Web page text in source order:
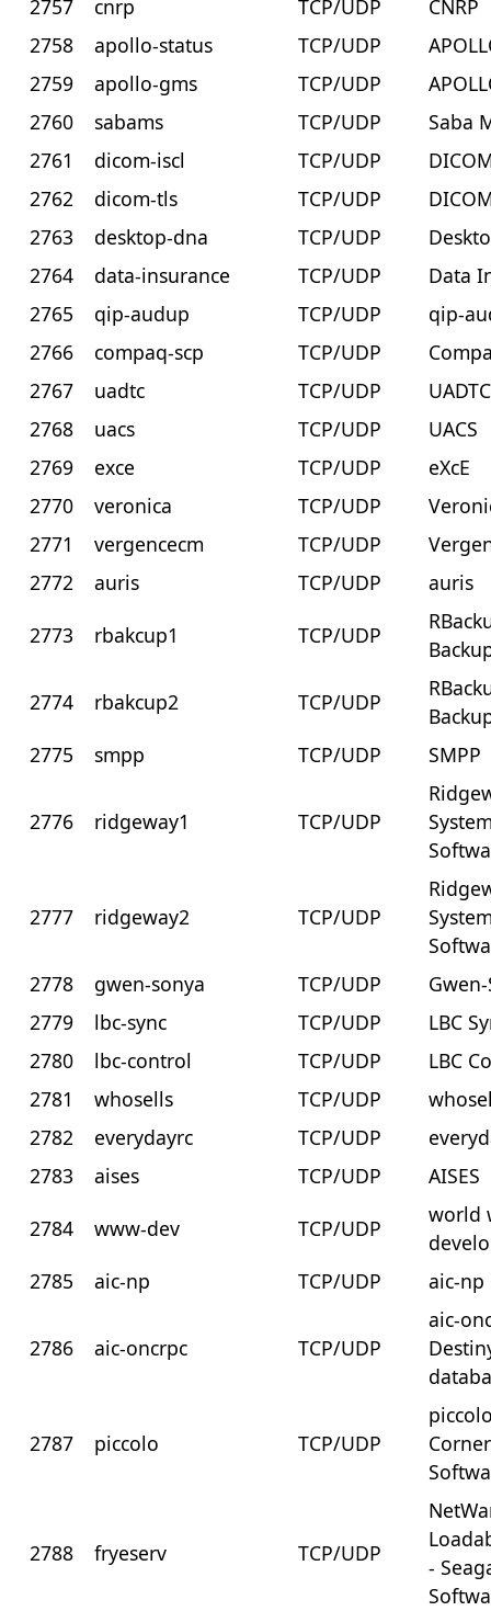
2757 cnrp TCP/UDP
CNRP
2758
apollo-status TCP/UDP
2759
apollo-gms TCP/UDP
2760
sabams TCP/UDP
Saba
2761
dicom-iscl TCP/UDP
2762
dicom-tls TCP/UDP
2763
desktop-dna TCP/UDP
2764
data-insurance TCP/UDP
Data
2765
qip-audup TCP/UDP
qip-
2766
compaq-scp TCP/UDP
2767
uadtc TCP/UDP
UADTC
2768
uacs TCP/UDP
UACS
2769
exce TCP/UDP
eXcE
2770
veronica TCP/UDP
2771
vergencecm TCP/UDP
2772
auris TCP/UDP
auris
2773
rbakcup1 TCP/UDP
2774
rbakcup2 TCP/UDP
2775
smpp TCP/UDP SMPP
2776 ridgeway1 TCP/UDP
2777 ridgeway2 TCP/UDP
2778
gwen-sonya TCP/UDP
2779
lbc-sync TCP/UDP
LBC
2780
lbc-control TCP/UDP
LBC
2781
whosells TCP/UDP
2782
everydayrc TCP/UDP
2783
aises TCP/UDP
AISES
2784
www-dev TCP/UDP
world
2785
aic-np TCP/UDP aic-np
2786 aic-oncrpc TCP/UDP
aic-
2787 piccolo TCP/UDP
2788 fryeserv TCP/UDP
-